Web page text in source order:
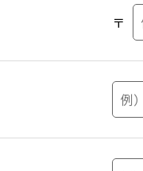
okinawa.co.jp
〒